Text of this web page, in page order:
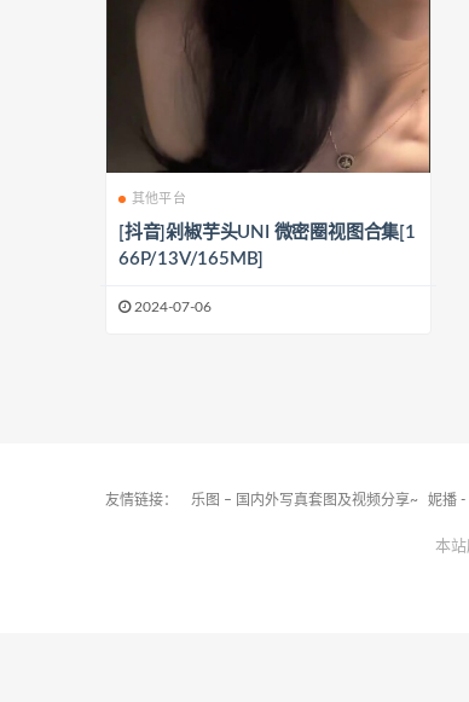
其他平台
[抖音]剁椒芋头UNI 微密圈视图合集[1
66P/13V/165MB]
2024-07-06
友情链接： 乐图 – 国内外写真套图及视频分享~ 妮播 -
本